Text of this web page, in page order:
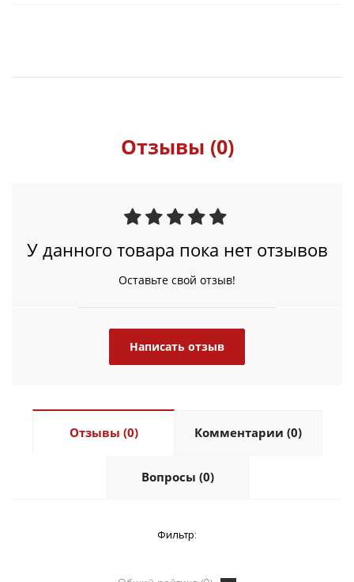
Отзывы (0)
У данного товара пока нет отзывов
Оставьте свой отзыв!
Написать отзыв
Отзывы (0) Комментарии (0)
Вопросы (0)
Фильтр: